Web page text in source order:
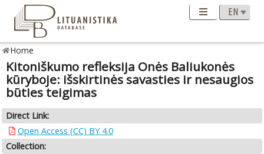
Home
Kitoniškumo refleksija Onės Baliukonės
kūryboje: išskirtinės savasties ir nesaugios
būties teigimas
Direct Link:
Open Access (CC) BY 4.0
Collection: